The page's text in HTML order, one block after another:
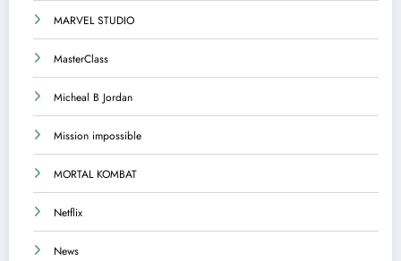
MARVEL STUDIO
MasterClass
Micheal B Jordan
Mission impossible
MORTAL KOMBAT
Netflix
News